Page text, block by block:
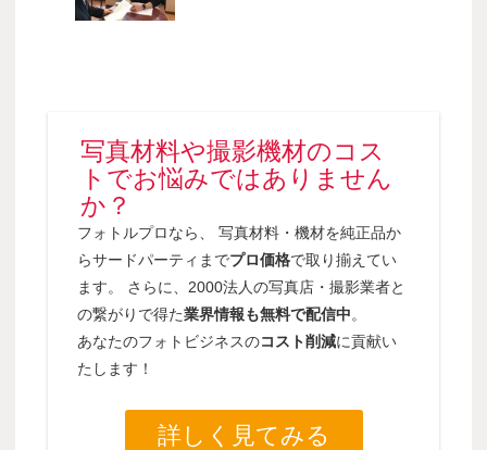
写真材料や撮影機材のコス
トでお悩みではありません
か？
フォトルプロなら、 写真材料・機材を純正品か
らサードパーティまでプロ価格で取り揃えてい
ます。 さらに、2000法人の写真店・撮影業者と
の繋がりで得た業界情報も無料で配信中。
あなたのフォトビジネスのコスト削減に貢献い
たします！
詳しく見てみる